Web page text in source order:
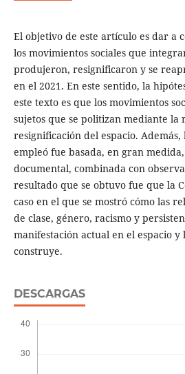
El objetivo de este artículo es dar a
los movimientos sociales que
produjeron, resignificaron y se
en el 2021. En este sentido, la
este texto es que los movimientos
sujetos que se politizan mediante la
resignificación del espacio. Además,
empleó fue basada, en gran
documental, combinada con
resultado que se obtuvo fue que la
caso en el que se mostró cómo las
de clase, género, racismo y
manifestación actual en el espacio y
construye.
DESCARGAS